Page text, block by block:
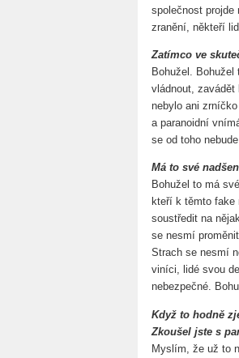
společnost
zranění, někteří
Zatímco ve
Bohužel.
vládnout, zavádět
nebylo ani
a paranoidní
se od toho
Má to své
Bohužel to má
kteří k těmto fake
soustředit na
se nesmí
Strach se nesmí
viníci, lidé svou
nebezpečné.
Když to hodně
Zkoušel jste s
Myslím, že už to